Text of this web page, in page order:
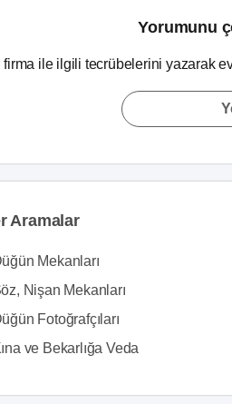
Yorumunu
firma ile ilgili tecrübelerini yazarak
Aramalar
Mekanları
Nişan Mekanları
Fotoğrafçıları
ve Bekarlığa Veda